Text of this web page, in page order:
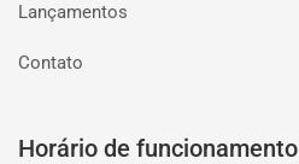
Lançamentos
Contato
Horário de funcionamento